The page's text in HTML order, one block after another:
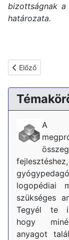
bizottságnak
határozata.
Előző cikk:
Előző
A
fejlesztéshez,
logopédiai
szükséges
Tegyél te
hogy
anyagot